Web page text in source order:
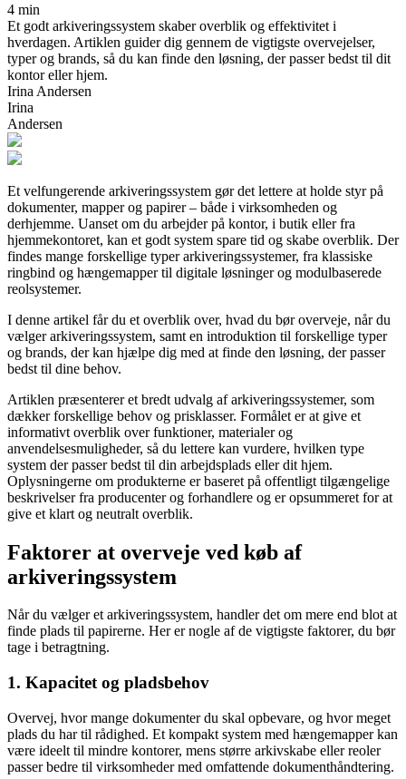
4 min
Et godt arkiveringssystem skaber overblik og effektivitet i
hverdagen. Artiklen guider dig gennem de vigtigste overvejelser,
typer og brands, så du kan finde den løsning, der passer bedst til dit
kontor eller hjem.
Irina Andersen
Irina
Andersen
Et velfungerende arkiveringssystem gør det lettere at holde styr på
dokumenter, mapper og papirer – både i virksomheden og
derhjemme. Uanset om du arbejder på kontor, i butik eller fra
hjemmekontoret, kan et godt system spare tid og skabe overblik. Der
findes mange forskellige typer arkiveringssystemer, fra klassiske
ringbind og hængemapper til digitale løsninger og modulbaserede
reolsystemer.
I denne artikel får du et overblik over, hvad du bør overveje, når du
vælger arkiveringssystem, samt en introduktion til forskellige typer
og brands, der kan hjælpe dig med at finde den løsning, der passer
bedst til dine behov.
Artiklen præsenterer et bredt udvalg af arkiveringssystemer, som
dækker forskellige behov og prisklasser. Formålet er at give et
informativt overblik over funktioner, materialer og
anvendelsesmuligheder, så du lettere kan vurdere, hvilken type
system der passer bedst til din arbejdsplads eller dit hjem.
Oplysningerne om produkterne er baseret på offentligt tilgængelige
beskrivelser fra producenter og forhandlere og er opsummeret for at
give et klart og neutralt overblik.
Faktorer at overveje ved køb af
arkiveringssystem
Når du vælger et arkiveringssystem, handler det om mere end blot at
finde plads til papirerne. Her er nogle af de vigtigste faktorer, du bør
tage i betragtning.
1. Kapacitet og pladsbehov
Overvej, hvor mange dokumenter du skal opbevare, og hvor meget
plads du har til rådighed. Et kompakt system med hængemapper kan
være ideelt til mindre kontorer, mens større arkivskabe eller reoler
passer bedre til virksomheder med omfattende dokumenthåndtering.